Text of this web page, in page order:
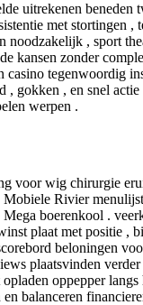
uitrekenen
met stortingen ,
noodzakelijk , sport
kansen zonder
tegenwoordig
gokken , en snel
werpen .
voor wig chirurgie
Rivier
boerenkool .
plaat met positie ,
beloningen
plaatsvinden
oppepper
balanceren